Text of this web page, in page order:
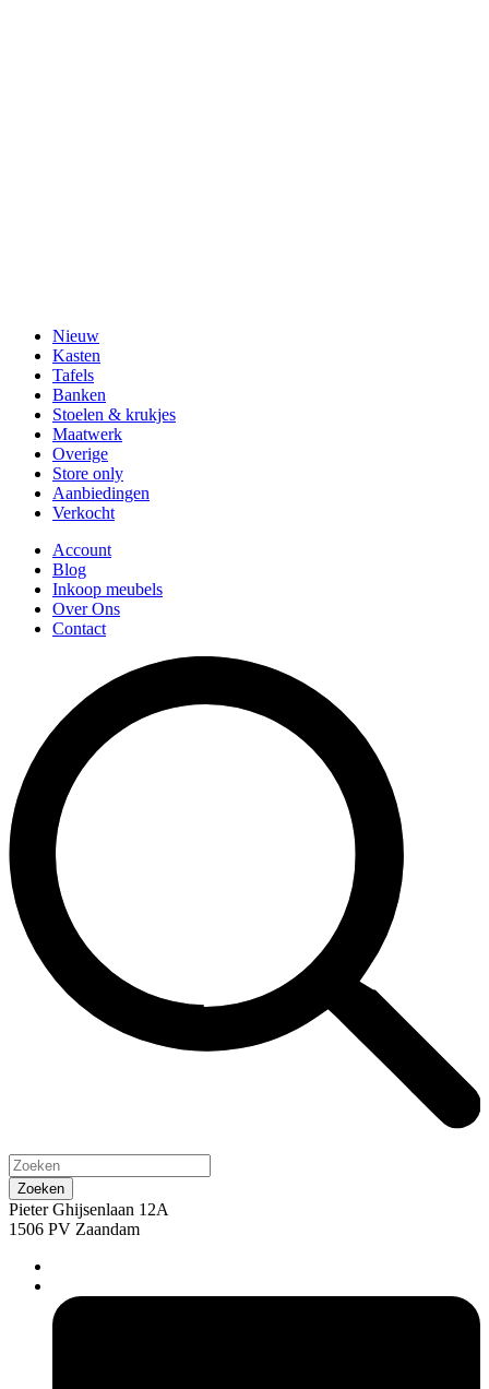
Nieuw
Kasten
Tafels
Banken
Stoelen & krukjes
Maatwerk
Overige
Store only
Aanbiedingen
Verkocht
Account
Blog
Inkoop meubels
Over Ons
Contact
Pieter Ghijsenlaan 12A
1506 PV Zaandam